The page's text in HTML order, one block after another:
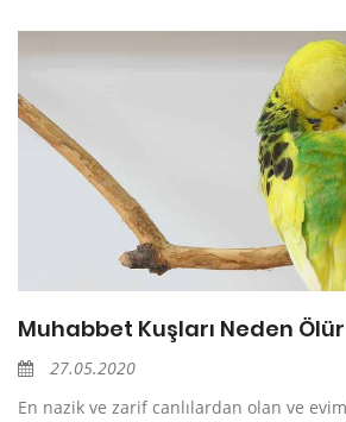
Muhabbet Kuşları Neden Ölür
27.05.2020
En nazik ve zarif canlılardan olan ve